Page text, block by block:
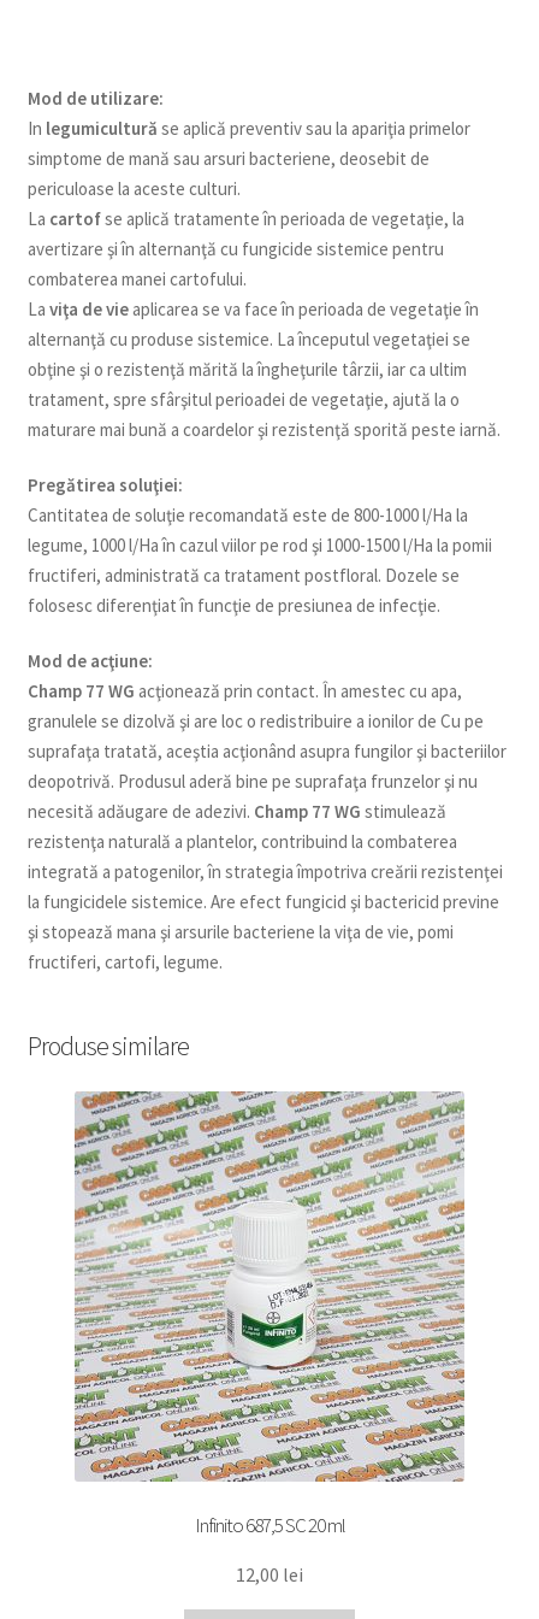
Mod de utilizare:
In legumicultură se aplică preventiv sau la apariţia primelor
simptome de mană sau arsuri bacteriene, deosebit de
periculoase la aceste culturi.
La cartofse aplică tratamente în perioada de vegetaţie, la
avertizare şi în alternanţă cu fungicide sistemice pentru
combaterea manei cartofului.
La viţa de vieaplicarea se va face în perioada de vegetaţie în
alternanţă cu produse sistemice. La începutul vegetaţiei se
obţine şi o rezistenţă mărită la îngheţurile târzii, iar ca ultim
tratament, spre sfârşitul perioadei de vegetaţie, ajută la o
maturare mai bună a coardelor şi rezistenţă sporită peste iarnă.
Pregătirea soluţiei:
Cantitatea de soluţie recomandată este de 800-1000 l/Ha la
legume, 1000 l/Ha în cazul viilor pe rod şi 1000-1500 l/Ha la pomii
fructiferi, administrată ca tratament postfloral. Dozele se
folosesc diferenţiat în funcţie de presiunea de infecţie.
Mod de acţiune:
Champ 77 WG acţionează prin contact. În amestec cu apa,
granulele se dizolvă şi are loc o redistribuire a ionilor de Cu pe
suprafaţa tratată, aceştia acţionând asupra fungilor şi bacteriilor
deopotrivă. Produsul aderă bine pe suprafaţa frunzelor şi nu
necesită adăugare de adezivi. Champ 77 WG stimulează
rezistenţa naturală a plantelor, contribuind la combaterea
integrată a patogenilor, în strategia împotriva creării rezistenţei
la fungicidele sistemice. Are efect fungicid şi bactericid previne
şi stopează mana şi arsurile bacteriene la viţa de vie, pomi
fructiferi, cartofi, legume.
Produse similare
Infinito 687,5 SC 20 ml
12,00 lei